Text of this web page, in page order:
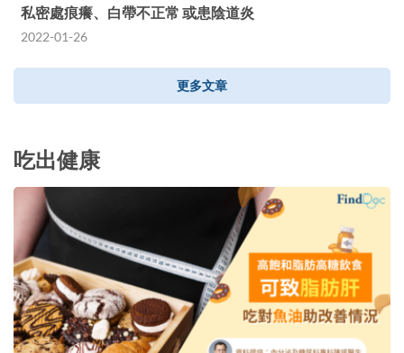
私密處痕癢、白帶不正常 或患陰道炎
2022-01-26
更多文章
吃出健康